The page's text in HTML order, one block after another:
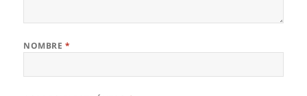
NOMBRE *